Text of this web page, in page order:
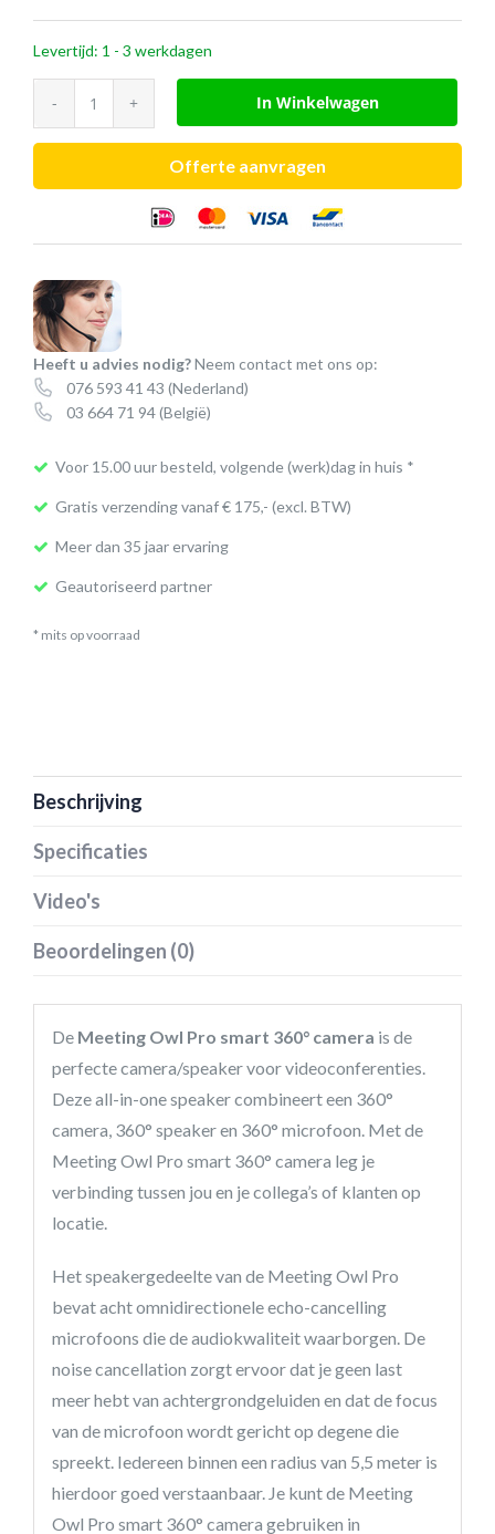
Levertijd: 1 - 3 werkdagen
Owl
aantal
In Winkelwagen
Offerte aanvragen
Heeft u advies nodig?Neem contact met ons op:
076 593 41 43 (Nederland)
03 664 71 94(België)
Voor 15.00 uur besteld, volgende (werk)dag in huis *
Gratis verzending vanaf € 175,- (excl. BTW)
Meer dan 35 jaar ervaring
Geautoriseerd partner
* mits op voorraad
Beschrijving
Specificaties
Beoordelingen (0)
Video's
De Meeting Owl Pro smart 360° camera is de
perfecte camera/speaker voor videoconferenties.
Deze all-in-one speaker combineert een 360°
camera, 360° speaker en 360° microfoon. Met de
Meeting Owl Pro smart 360° camera leg je
verbinding tussen jou en je collega’s of klanten op
locatie.
Het speakergedeelte van de Meeting Owl Pro
bevat acht omnidirectionele echo-cancelling
microfoons die de audiokwaliteit waarborgen. De
noise cancellation zorgt ervoor dat je geen last
meer hebt van achtergrondgeluiden en dat de focus
van de microfoon wordt gericht op degene die
spreekt. Iedereen binnen een radius van 5,5 meter is
hierdoor goed verstaanbaar. Je kunt de Meeting
Owl Pro smart 360° camera gebruiken in